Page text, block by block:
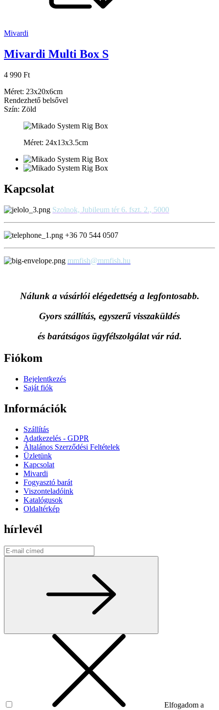
Mivardi
Mivardi Multi Box S
4 990 Ft
Méret: 23x20x6cm
Rendezhető belsővel
Szín: Zöld
Méret: 24x13x3.5cm
Kapcsolat
Szolnok, Jubileum tér 6. fszt. 2., 5000
+36 70 544 0507
mmfish@mmfish.hu
Nálunk a vásárlói elégedettség a legfontosabb.
Gyors szállítás, egyszerű visszaküldés
és barátságos ügyfélszolgálat vár rád.
Fiókom
Bejelentkezés
Saját fiók
Információk
Szállítás
Adatkezelés - GDPR
Általános Szerződési Feltételek
Üzletünk
Kapcsolat
Mivardi
Fogyasztó barát
Viszonteladóink
Katalógusok
Oldaltérkép
hírlevél
Elfogadom a